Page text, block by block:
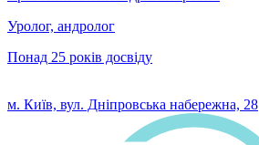
Уролог, андролог
Понад 25 років досвіду
м. Київ, вул. Дніпровська набережна, 28